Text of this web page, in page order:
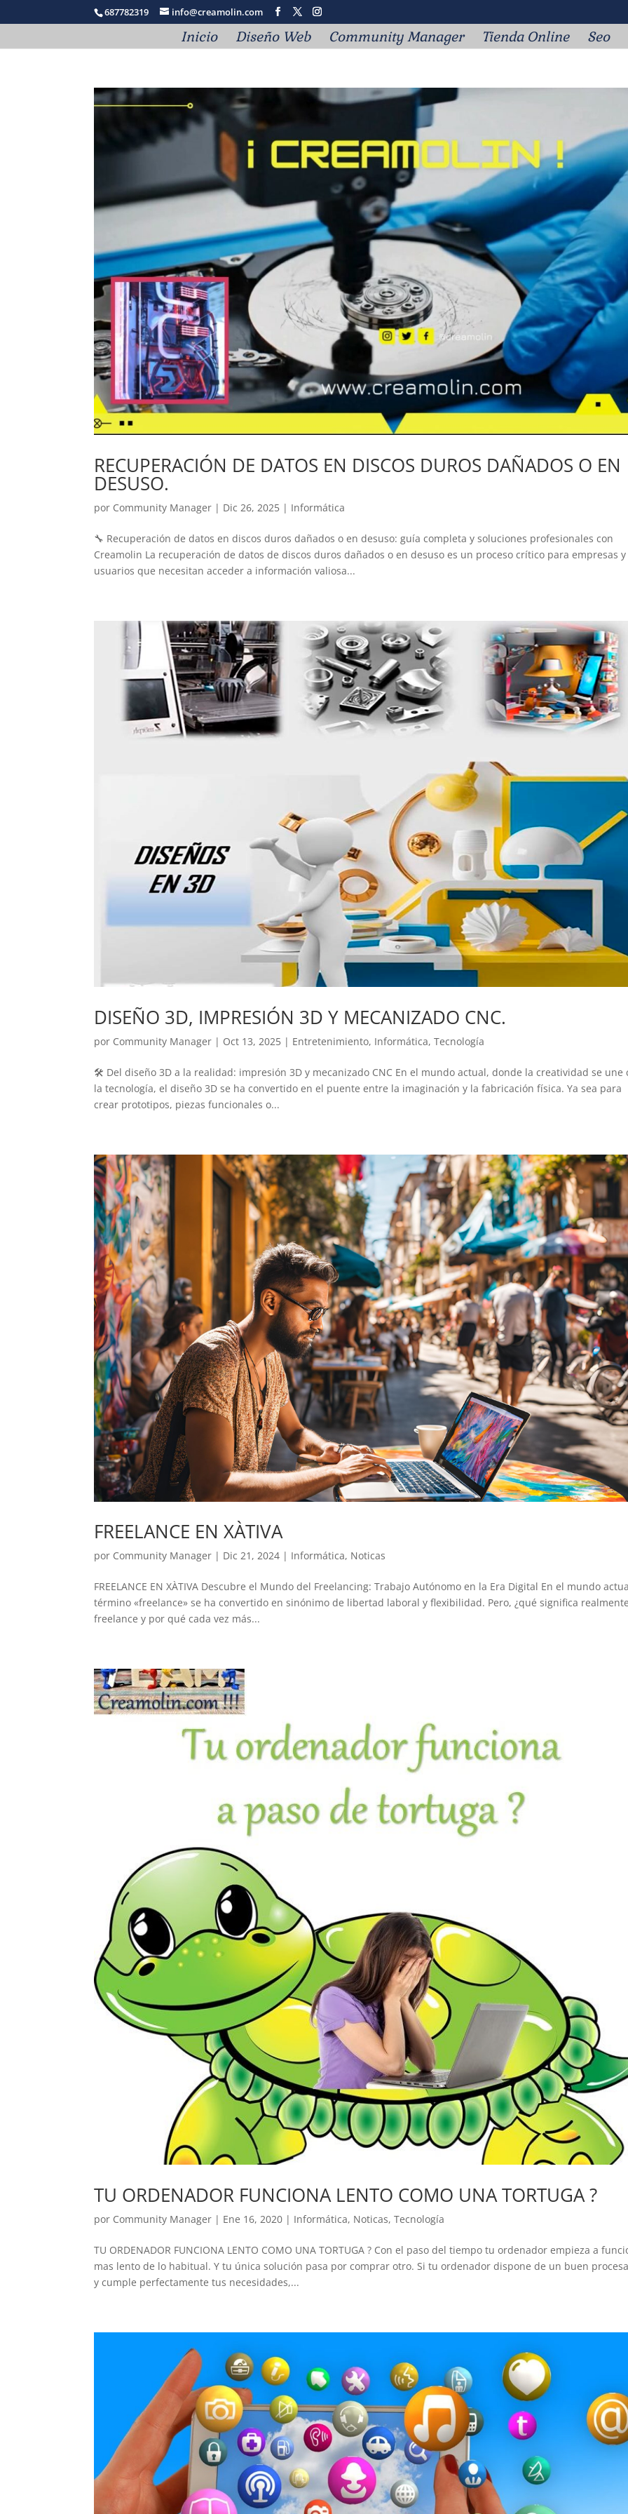
687782319 info@creamolin.com
Inicio Diseño Web Community Manager Tienda Online Seo
RECUPERACIÓN DE DATOS EN DISCOS DUROS DAÑADOS O EN
DESUSO.
por Community Manager | Dic 26, 2025 | Informática
🔧 Recuperación de datos en discos duros dañados o en desuso: guía completa y soluciones profesionales con
Creamolin La recuperación de datos de discos duros dañados o en desuso es un proceso crítico para empresas y
usuarios que necesitan acceder a información valiosa...
DISEÑO 3D, IMPRESIÓN 3D Y MECANIZADO CNC.
por Community Manager | Oct 13, 2025 | Entretenimiento, Informática,Tecnología
🛠️ Del diseño 3D a la realidad: impresión 3D y mecanizado CNC En el mundo actual, donde la creatividad se une
la tecnología, el diseño 3D se ha convertido en el puente entre la imaginación y la fabricación física. Ya sea para
crear prototipos, piezas funcionales o...
FREELANCE EN XÀTIVA
por Community Manager | Dic 21, 2024 | Informática, Noticas
FREELANCE EN XÀTIVA Descubre el Mundo del Freelancing: Trabajo Autónomo en la Era Digital En el mundo
término «freelance» se ha convertido en sinónimo de libertad laboral y flexibilidad. Pero, ¿qué significa
freelance y por qué cada vez más...
TU ORDENADOR FUNCIONA LENTO COMO UNA TORTUGA ?
por Community Manager | Ene 16, 2020 | Informática, Noticas,Tecnología
TU ORDENADOR FUNCIONA LENTO COMO UNA TORTUGA ? Con el paso del tiempo tu ordenador empieza a
mas lento de lo habitual. Y tu única solución pasa por comprar otro. Si tu ordenador dispone de un buen
y cumple perfectamente tus necesidades,...